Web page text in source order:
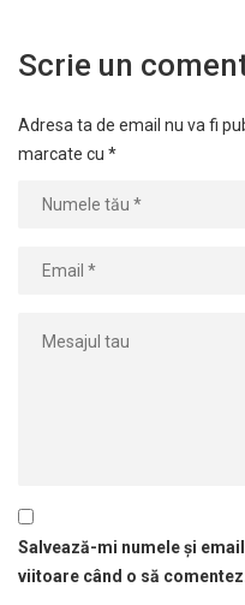
Scrie un
Adresa ta de email nu va fi
marcate cu *
Salvează-mi numele și
viitoare când o să